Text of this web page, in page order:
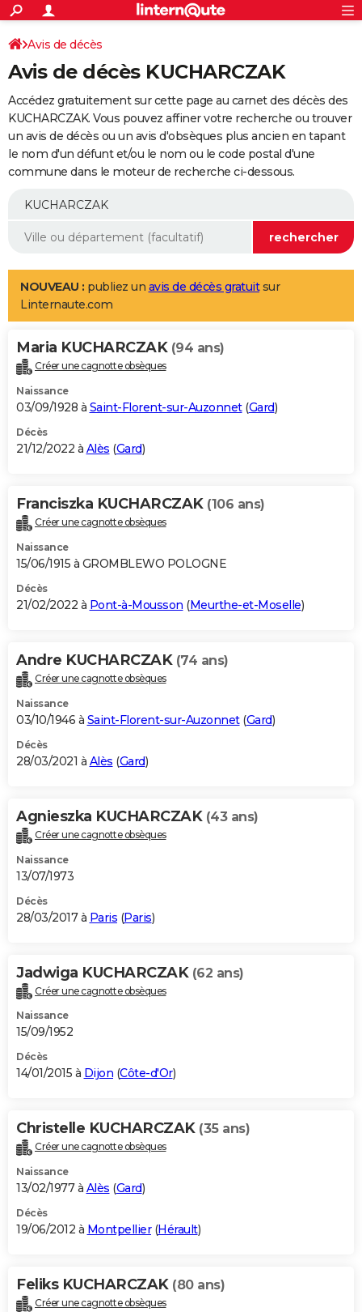
ACTUALITÉS
Politique
Société
Faits Divers
Education
Monde
Villes
+
SPORT
Coupe du monde 2026
Football
Tennis
Cyclisme
Rugby
Forum
Programme TV
TNT
Streaming
Cinéma
Sorties cinéma
Musique
+
FINANCE
Impôts
Immobilier
Risques naturels par ville
Banque
Assurance
Crédit
AUTO
Essais
Réserver un essai
Citadines
Berlines
SUV
Forum auto
+
Mobiles
Meilleur smartphone
Internet
Ordinateurs
Jeux vidéo
Guide high-tech
Aménagement intérieur
LIFESTYLE
Art de vivre
Bien-être
Loisirs
Mode
Modes de vie
Alimentation
Guide de la santé
Maladies
Médicaments
Sommeil
VOYAGE
Destinations
City break
Voyage nature
Voyage de noces
Forum
Climat
+PHOTO
GUIDES D'ACHAT
BONS PLANS
Carte de Noël
Carte Bonne année
Carte Saint-Valentin
Carte Pâques
Carte d'anniversaire
DICTIONNAIRE
Dictionnaire
Biographies
Citations
Expressions
Proverbes
PROGRAMME TV
S'inscrire
Se connecter
Lycées
Collèges
Primaires
Universités
Entreprises
Service militaire
Avis de recherche
AVIS DE DÉCÈS
Bricolage
Lifestyle
Culture
Sport
Auto
Television
Voyage
Cinema
Avis de décès
Avis de décès KUCHARCZAK
Accédez gratuitement sur cette page au carnet des décès des
KUCHARCZAK. Vous pouvez affiner votre recherche ou trouver
un avis de décès ou un avis d'obsèques plus ancien en tapant
le nom d'un défunt et/ou le nom ou le code postal d'une
commune dans le moteur de recherche ci-dessous.
NOUVEAU : publiez un avis de décès gratuitsur
Linternaute.com
Maria KUCHARCZAK (94 ans)
Créer une cagnotte obsèques
Naissance
03/09/1928 à Saint-Florent-sur-Auzonnet(Gard)
Décès
21/12/2022 à Alès (Gard)
Franciszka KUCHARCZAK (106 ans)
Créer une cagnotte obsèques
Naissance
15/06/1915 à GROMBLEWO POLOGNE
Décès
21/02/2022 à Pont-à-Mousson (Meurthe-et-Moselle)
Andre KUCHARCZAK (74 ans)
Créer une cagnotte obsèques
Naissance
03/10/1946 à Saint-Florent-sur-Auzonnet(Gard)
Décès
28/03/2021 à Alès (Gard)
Agnieszka KUCHARCZAK (43 ans)
Créer une cagnotte obsèques
Naissance
13/07/1973
Décès
28/03/2017 à Paris (Paris)
Jadwiga KUCHARCZAK (62 ans)
Créer une cagnotte obsèques
Naissance
15/09/1952
Décès
14/01/2015 à Dijon (Côte-d'Or)
Christelle KUCHARCZAK (35 ans)
Créer une cagnotte obsèques
Naissance
13/02/1977 à Alès (Gard)
Décès
19/06/2012 à Montpellier(Hérault)
Feliks KUCHARCZAK (80 ans)
Créer une cagnotte obsèques